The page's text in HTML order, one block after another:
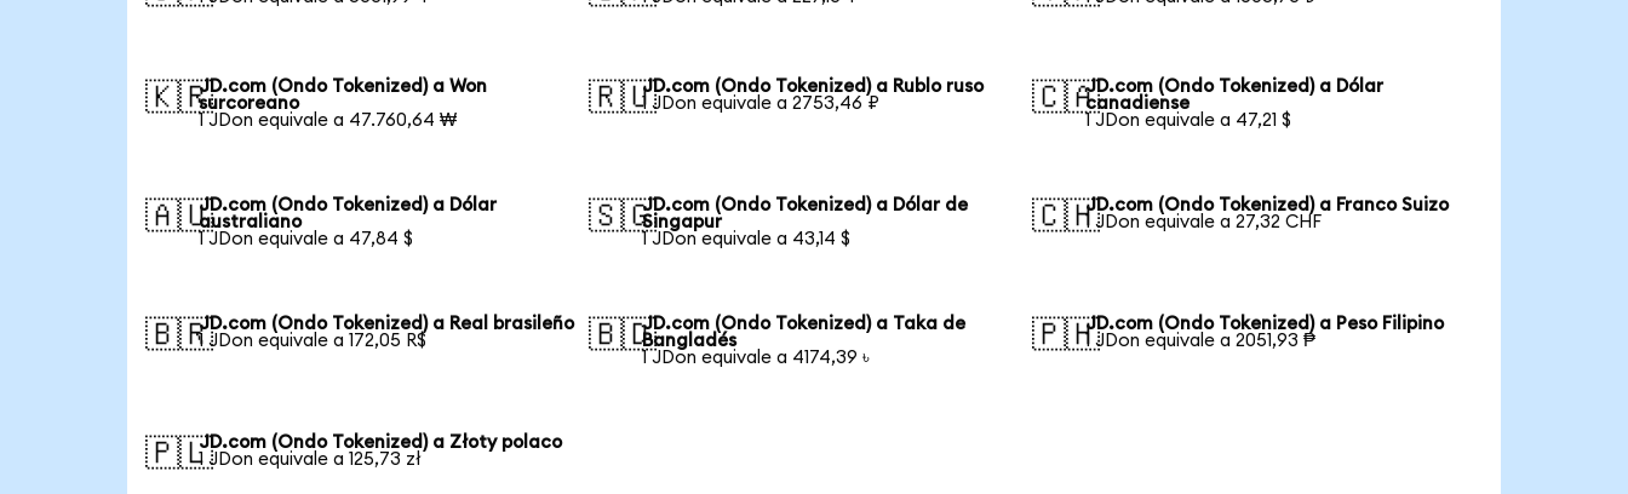
🇰🇷JD.com (Ondo Tokenized) a Won
surcoreano
1 JDon equivale a 47.760,64 ₩
🇷🇺JD.com (Ondo Tokenized) a Rublo ruso
1 JDon equivale a 2753,46 ₽
🇨🇦JD.com (Ondo Tokenized) a Dólar
canadiense
1 JDon equivale a 47,21 $
🇦🇺JD.com (Ondo Tokenized) a Dólar
australiano
1 JDon equivale a 47,84 $
🇸🇬JD.com (Ondo Tokenized) a Dólar de
Singapur
1 JDon equivale a 43,14 $
🇨🇭JD.com (Ondo Tokenized) a Franco Suizo
1 JDon equivale a 27,32 CHF
🇧🇷JD.com (Ondo Tokenized) a Real brasileño
1 JDon equivale a 172,05 R$
🇧🇩JD.com (Ondo Tokenized) a Taka de
Bangladés
1 JDon equivale a 4174,39 ৳
🇵🇭JD.com (Ondo Tokenized) a Peso Filipino
1 JDon equivale a 2051,93 ₱
🇵🇱JD.com (Ondo Tokenized) a Złoty polaco
1 JDon equivale a 125,73 zł